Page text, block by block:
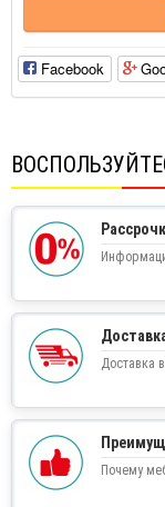
Facebook
Доставка
Почему